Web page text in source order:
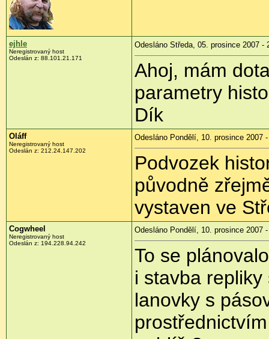
ejhle
Neregistrovaný host
Odeslán z: 88.101.21.171
Odesláno Středa, 05. prosince 2007 -
Ahoj, mám
parametry
Dík
Oláff
Neregistrovaný host
Odeslán z: 212.24.147.202
Odesláno Pondělí, 10. prosince 2007
Podvozek
původně
vystaven ve
Cogwheel
Neregistrovaný host
Odeslán z: 194.228.94.242
Odesláno Pondělí, 10. prosince 2007
To se
i stavba
lanovky s